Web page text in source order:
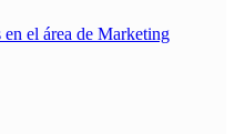
el área de Marketing